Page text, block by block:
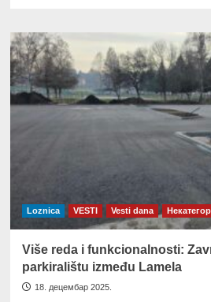
Unapređenje
sportske
infrastrukture
u
MZ
Tršić
Loznica VESTI Vesti dana
Više reda i funkcionalnosti:
parkiralištu između Lamela
18. децембар 2025.